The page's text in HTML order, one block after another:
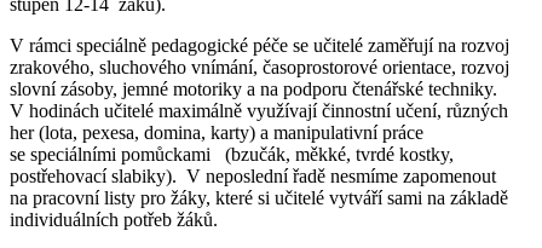
V rámci speciálně pedagogické péče se učitelé zaměřují na rozvoj
zrakového, sluchového vnímání, časoprostorové orientace, rozvoj
slovní zásoby, jemné motoriky a na podporu čtenářské techniky.
V hodinách učitelé maximálně využívají činnostní učení, různých
her (lota, pexesa, domina, karty) a manipulativní práce
se speciálními pomůckami (bzučák, měkké, tvrdé kostky,
postřehovací slabiky). V neposlední řadě nesmíme zapomenout
na pracovní listy pro žáky, které si učitelé vytváří sami na základě
individuálních potřeb žáků.